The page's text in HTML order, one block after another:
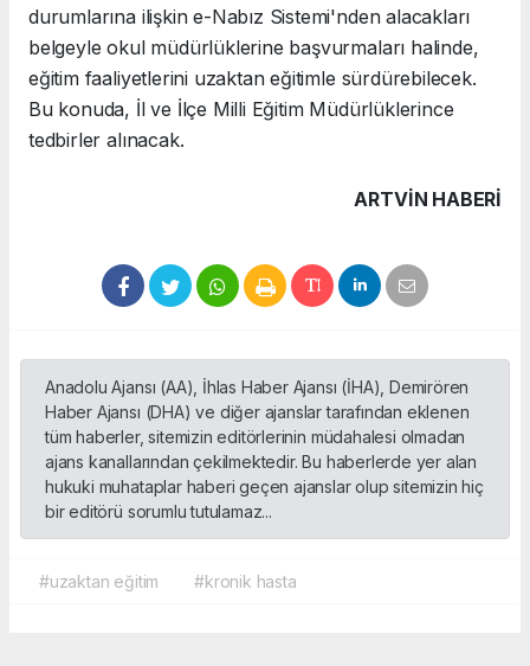
durumlarına ilişkin e-Nabız Sistemi'nden alacakları
belgeyle okul müdürlüklerine başvurmaları halinde,
eğitim faaliyetlerini uzaktan eğitimle sürdürebilecek.
Bu konuda, İl ve İlçe Milli Eğitim Müdürlüklerince
tedbirler alınacak.
ARTVIN HABERİ
Anadolu Ajansı (AA), İhlas Haber Ajansı (İHA), Demirören
Haber Ajansı (DHA) ve diğer ajanslar tarafından eklenen
tüm haberler, sitemizin editörlerinin müdahalesi olmadan
ajans kanallarından çekilmektedir. Bu haberlerde yer alan
hukuki muhataplar haberi geçen ajanslar olup sitemizin hiç
bir editörü sorumlu tutulamaz...
#uzaktan eğitim #kronik hasta